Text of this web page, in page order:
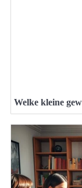
Welke kleine